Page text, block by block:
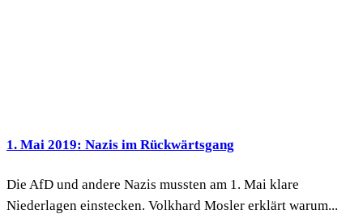
1. Mai 2019: Nazis im Rückwärtsgang
Die AfD und andere Nazis mussten am 1. Mai klare
Niederlagen einstecken. Volkhard Mosler erklärt warum...